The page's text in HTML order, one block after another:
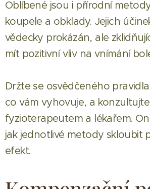
Oblíbené jsou i přírodní
koupele a obklady. Jejich
vědecky prokázán, ale
mít pozitivní vliv na vnímání
Držte se osvědčeného
co vám vyhovuje, a
fyzioterapeutem a lékařem.
jak jednotlivé metody skloubit
efekt.